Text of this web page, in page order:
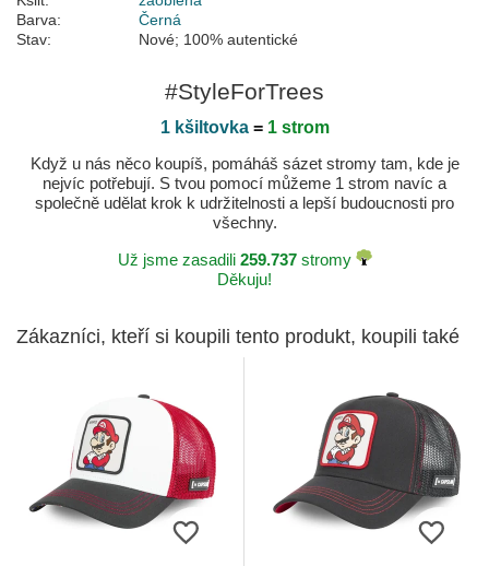
Barva:
Černá
Stav:
Nové; 100% autentické
#StyleForTrees
1 kšiltovka= 1 strom
Když u nás něco koupíš, pomáháš sázet stromy tam, kde je
nejvíc potřebují. S tvou pomocí můžeme 1 strom navíc a
společně udělat krok k udržitelnosti a lepší budoucnosti pro
všechny.
Už jsme zasadili 259.737stromy
Děkuju!
Zákazníci, kteří si koupili tento produkt, koupili také